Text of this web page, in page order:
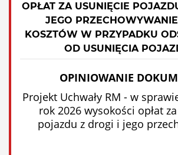
OPŁAT ZA USUNIĘCIE
JEGO
KOSZTÓW W PRZYPADKU
OD USUNIĘCIA
OPINIOWANIE
Projekt Uchwały RM - w
rok 2026 wysokości opłat
pojazdu z drogi i jego